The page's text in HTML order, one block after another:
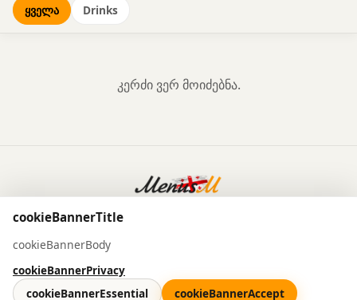
ყველა Drinks
კერძი ვერ მოიძებნა.
cookieBannerTitle
cookieBannerBody
cookieBannerPrivacy
cookieBannerEssential cookieBannerAccept